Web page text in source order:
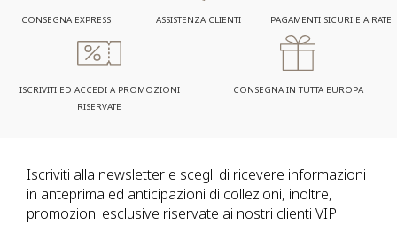
CONSEGNA EXPRESS ASSISTENZA CLIENTI PAGAMENTI SICURI E A RATE
ISCRIVITI ED ACCEDI A PROMOZIONI
RISERVATE
CONSEGNA IN TUTTA EUROPA
Iscriviti alla newsletter e scegli di ricevere informazioni
in anteprima ed anticipazioni di collezioni, inoltre,
promozioni esclusive riservate ai nostri clienti VIP